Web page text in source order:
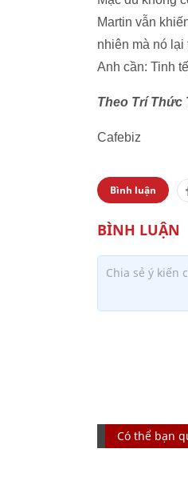
Martin vẫn
nhiên mà nó
Anh cần: Tinh
Theo Trí Thức
Cafebiz
Bình luận
Có thể bạn